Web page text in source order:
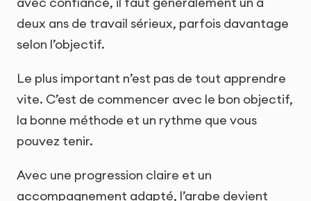
deux ans de travail sérieux, parfois davantage
selon l’objectif.
Le plus important n’est pas de tout apprendre
vite. C’est de commencer avec le bon objectif,
la bonne méthode et un rythme que vous
pouvez tenir.
Avec une progression claire et un
accompagnement adapté, l’arabe devient